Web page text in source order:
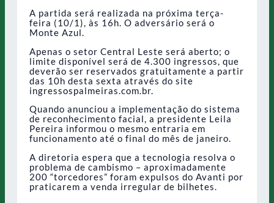
A partida será realizada na próxima terça-
feira (10/1), às 16h. O adversário será o
Monte Azul.
Apenas o setor Central Leste será aberto; o
limite disponível será de 4.300 ingressos, que
deverão ser reservados gratuitamente a partir
das 10h desta sexta através do site
ingressospalmeiras.com.br.
Quando anunciou a implementação do sistema
de reconhecimento facial, a presidente Leila
Pereira informou o mesmo entraria em
funcionamento até o final do mês de janeiro.
A diretoria espera que a tecnologia resolva o
problema de cambismo – aproximadamente
200 “torcedores” foram expulsos do Avanti por
praticarem a venda irregular de bilhetes.